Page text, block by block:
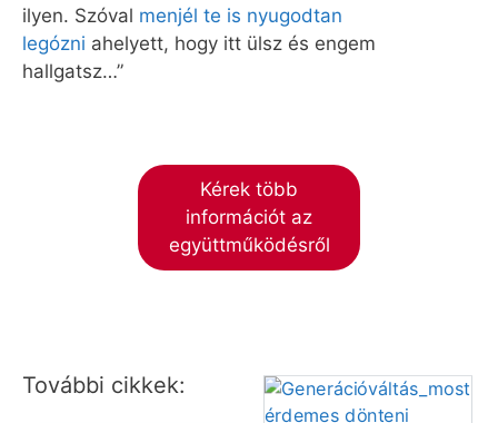
ilyen. Szóval menjél te is nyugodtan
legózni ahelyett, hogy itt ülsz és engem
hallgatsz…”
Kérek több
információt az
együttműködésről
További cikkek: